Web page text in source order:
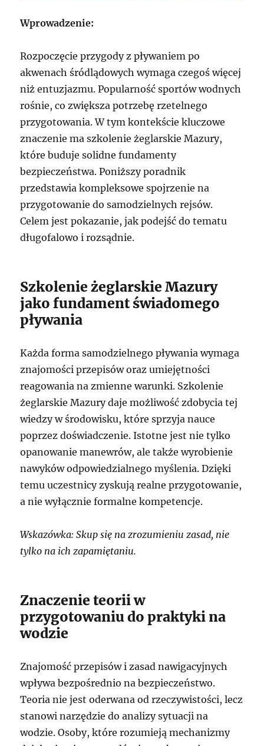
Wprowadzenie:
Rozpoczęcie przygody z pływaniem po
akwenach śródlądowych wymaga czegoś więcej
niż entuzjazmu. Popularność sportów wodnych
rośnie, co zwiększa potrzebę rzetelnego
przygotowania. W tym kontekście kluczowe
znaczenie ma szkolenie żeglarskie Mazury,
które buduje solidne fundamenty
bezpieczeństwa. Poniższy poradnik
przedstawia kompleksowe spojrzenie na
przygotowanie do samodzielnych rejsów.
Celem jest pokazanie, jak podejść do tematu
długofalowo i rozsądnie.
Szkolenie żeglarskie Mazury
jako fundament świadomego
pływania
Każda forma samodzielnego pływania wymaga
znajomości przepisów oraz umiejętności
reagowania na zmienne warunki. Szkolenie
żeglarskie Mazury daje możliwość zdobycia tej
wiedzy w środowisku, które sprzyja nauce
poprzez doświadczenie. Istotne jest nie tylko
opanowanie manewrów, ale także wyrobienie
nawyków odpowiedzialnego myślenia. Dzięki
temu uczestnicy zyskują realne przygotowanie,
a nie wyłącznie formalne kompetencje.
Wskazówka: Skup się na zrozumieniu zasad, nie
tylko na ich zapamiętaniu.
Znaczenie teorii w
przygotowaniu do praktyki na
wodzie
Znajomość przepisów i zasad nawigacyjnych
wpływa bezpośrednio na bezpieczeństwo.
Teoria nie jest oderwana od rzeczywistości, lecz
stanowi narzędzie do analizy sytuacji na
wodzie. Osoby, które rozumieją mechanizmy